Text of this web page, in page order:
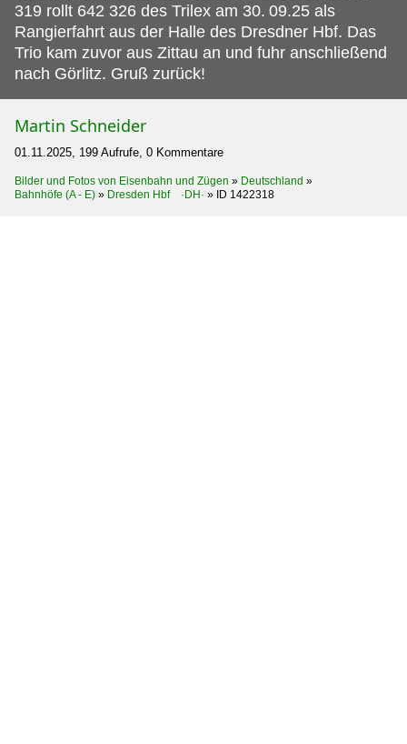
319 rollt 642 326 des Trilex am 30. 09.25 als
Rangierfahrt aus der Halle des Dresdner Hbf. Das
Trio kam zuvor aus Zittau an und fuhr anschließend
nach Görlitz. Gruß zurück!
Martin Schneider
01.11.2025, 199 Aufrufe, 0 Kommentare
Bilder und Fotos von Eisenbahn und Zügen » Deutschland »
Bahnhöfe (A - E) » Dresden Hbf ·DH· » ID 1422318